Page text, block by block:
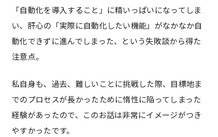
「自動化を導入すること」に精いっぱいになってしま
い、肝心の「実際に自動化したい機能」がなかなか自
動化できずに進んでしまった、という失敗談から得た
注意点。
私自身も、過去、難しいことに挑戦した際、目標地ま
でのプロセスが長かったために惰性に陥ってしまった
経験があったので、このお話は非常にイメージがつき
やすかったです。